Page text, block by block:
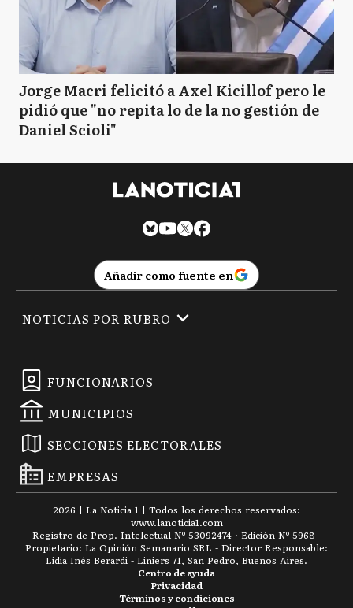
Jorge Macri felicitó a Axel Kicillof pero le
pidió que "no repita lo de la no gestión de
Daniel Scioli"
Añadir como fuente en
FUNCIONARIOS
MUNICIPIOS
SECCIONES ELECTORALES
EMPRESAS
NOTICIAS POR RUBRO
2026 | La Noticia 1 | Todos los derechos reservados:
www.lanoticia1.com
Registro de Prop. Intelectual Nº 53092474 · Edición Nº 5968 -
Propietario: La Opinión Semanario SRL - Director Responsable:
Lidia Inés Berardi - Liniers 71, San Pedro, Buenos Aires.
Términos y condiciones
Privacidad
Centro de ayuda